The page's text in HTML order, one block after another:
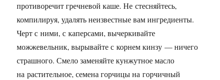
противоречит гречневой каше. Не стесняйтесь,
компилируя, удалять неизвестные вам ингредиенты.
Черт с ними, с каперсами, вычеркивайте
можжевельник, вырывайте с корнем кинзу — ничего
страшного. Смело заменяйте кунжутное масло
на растительное, семена горчицы на горчичный